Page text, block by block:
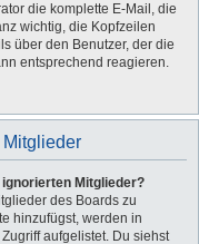
die komplette E-Mail, die
wichtig, die Kopfzeilen
über den Benutzer, der die
entsprechend reagieren.
Mitglieder
Mitglieder?
des Boards zu
hinzufügst, werden in
aufgelistet. Du siehst